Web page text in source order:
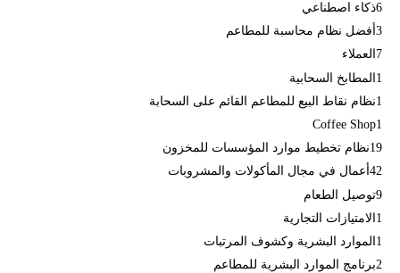
ذكاء اصطناعي6
أفضل نظام محاسبة للمطاعم 3
العملاء 7
المطابخ السحابية1
نظام نقاط البيع للمطاعم القائم على السحابة1
Coffee Shop1
نظام تخطيط موارد المؤسسات للمخزون19
أعمال في مجال المأكولات والمشروبات 42
توصيل الطعام9
الامتيازات التجارية1
الموارد البشرية وكشوف المرتبات 1
برنامج الموارد البشرية للمطاعم2